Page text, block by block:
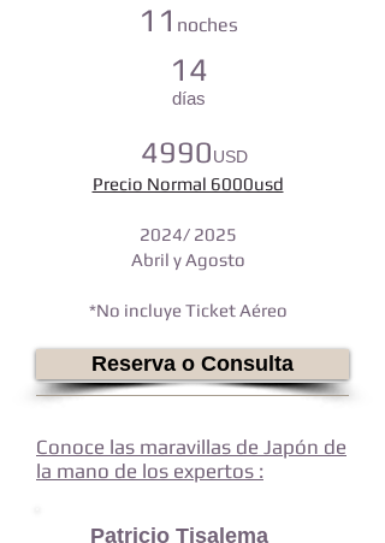
11 noches
14
días
4990USD
Precio Normal 6000usd
2024/ 2025
Abril y Agosto
*No incluye Ticket Aéreo
Reserva o Consulta
Conoce las maravillas de Japón de
la mano de los expertos :
Patricio Tisalema